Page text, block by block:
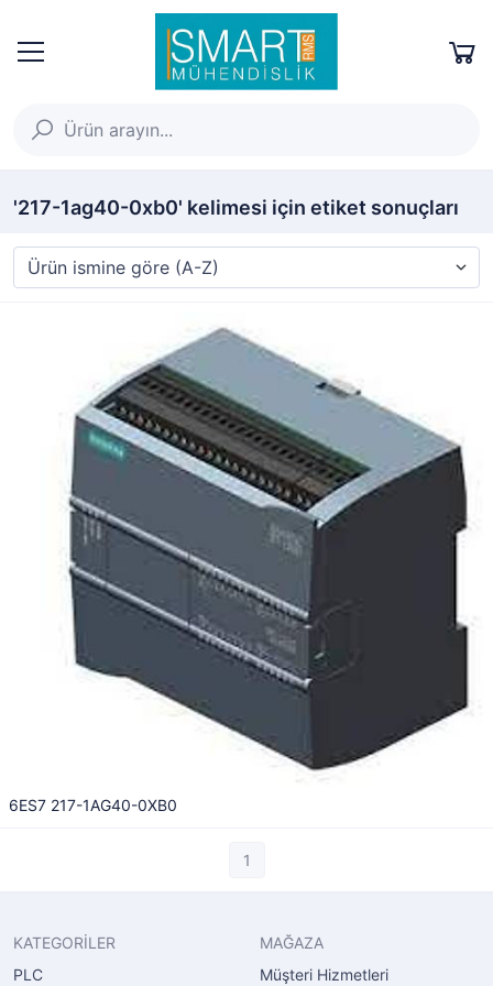
'217-1ag40-0xb0' kelimesi için etiket sonuçları
6ES7 217-1AG40-0XB0
1
KATEGORİLER
PLC
MAĞAZA
Müşteri Hizmetleri